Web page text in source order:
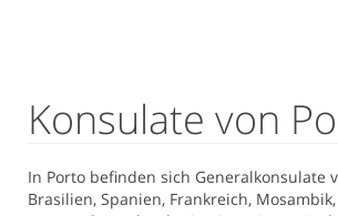
Konsulate von
In Porto befinden sich Generalkonsulate
Brasilien, Spanien, Frankreich,